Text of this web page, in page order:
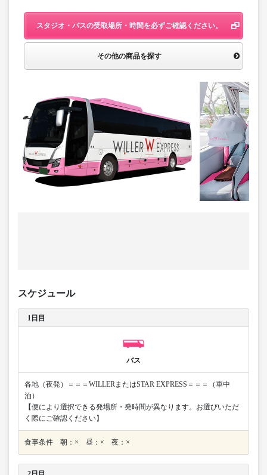
スタジオ・パスの受取場所・時間を必ずご確認ください。
その他の商品を探す
スケジュール
1日目
バス
各地（夜発）＝＝＝WILLERまたはSTAR EXPRESS＝＝＝（車中
泊）
【便により選択できる発場所・発時間が異なります。お選びいただ
く際にご確認ください】
食事条件 朝：× 昼：× 夜：×